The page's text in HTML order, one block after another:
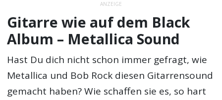
ANZEIGE
Gitarre wie auf dem Black
Album – Metallica Sound
Hast Du dich nicht schon immer gefragt, wie
Metallica und Bob Rock diesen Gitarrensound
gemacht haben? Wie schaffen sie es, so hart